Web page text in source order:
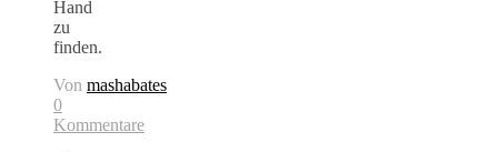
Hand
zu
finden.
Von mashabates
0
Kommentare